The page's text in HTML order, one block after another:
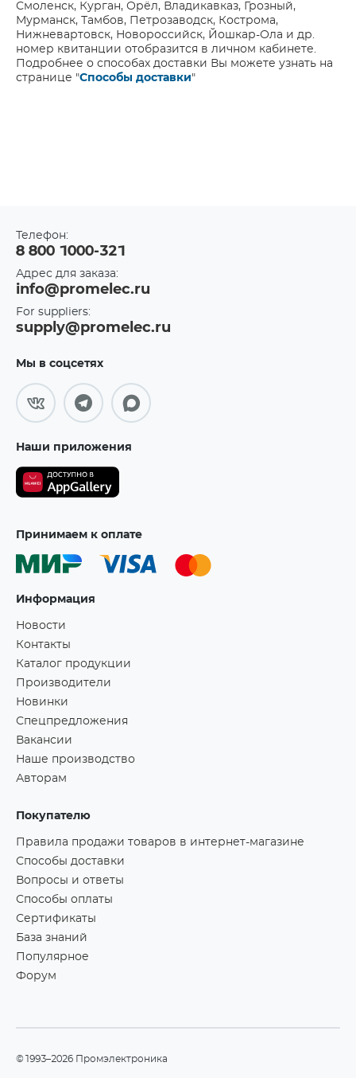
Смоленск, Курган, Орёл, Владикавказ, Грозный,
Мурманск, Тамбов, Петрозаводск, Кострома,
Нижневартовск, Новороссийск, Йошкар-Ола и др.
номер квитанции отобразится в личном кабинете.
Подробнее о способах доставки Вы можете узнать на
странице "Способы доставки"
Телефон:
8 800 1000-321
Адрес для заказа:
info@promelec.ru
For suppliers:
supply@promelec.ru
Мы в соцсетях
Наши приложения
Принимаем к оплате
Информация
Новости
Контакты
Каталог продукции
Производители
Новинки
Спецпредложения
Вакансии
Наше производство
Авторам
Покупателю
Правила продажи товаров в интернет-магазине
Способы доставки
Вопросы и ответы
Способы оплаты
Сертификаты
База знаний
Популярное
Форум
©1993–2026 Промэлектроника